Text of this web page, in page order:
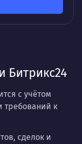
Битрикс24
с учётом
требований к
сделок и